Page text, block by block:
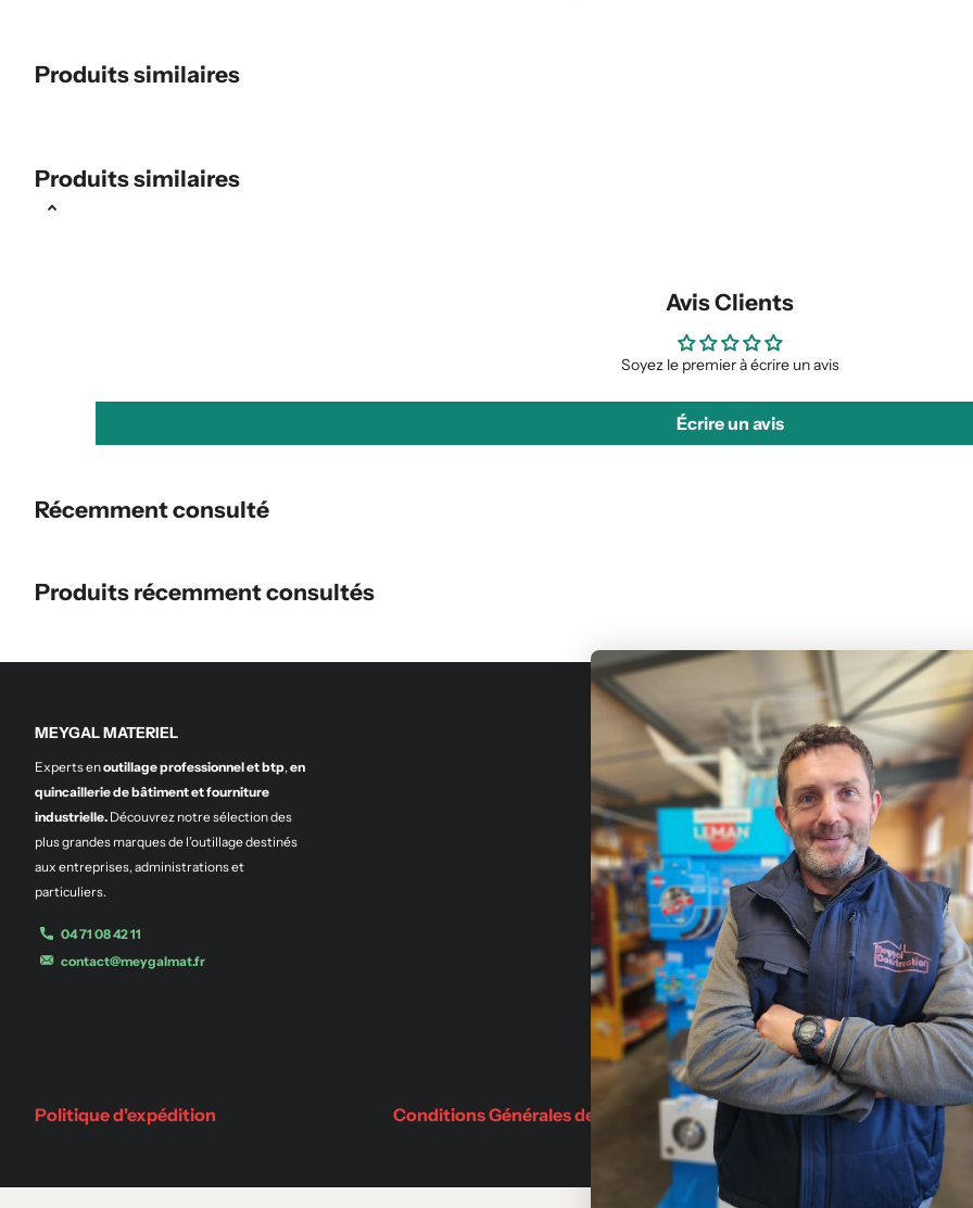
Produits similaires
Produits similaires
Avis Clients
Soyez le premier à écrire un avis
Écrire un avis
Récemment consulté
Produits récemment consultés
MEYGAL MATERIEL
Experts enoutillage professionnel et btp,en
quincaillerie de bâtiment et fourniture
industrielle. Découvrez notre sélection des
plus grandes marques de l’outillage destinés
aux entreprises, administrations et
particuliers.
04 71 08 42 11
contact@meygalmat.fr
Qui sommes-nous?
Nous contacter
Fabriquants
Demande de devis
BLOG
Partenaires
de
Julien-
Avis
Adresse
Rue
Saint-
Politique d'expédition Conditions Générales de Vente